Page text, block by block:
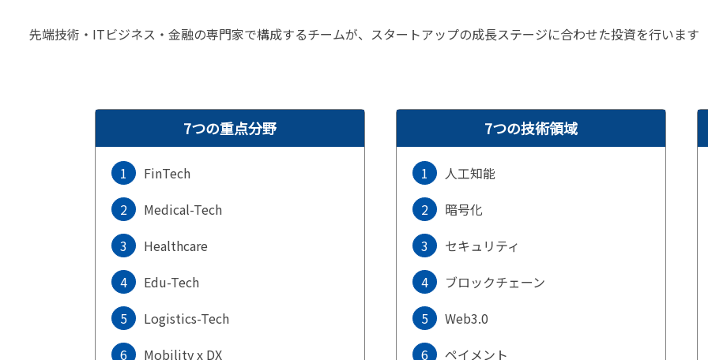
先端技術・ITビジネス・金融の専門家で構成するチームが、スタートアップの成長ステージに合わせた投資を行います
7つの重点分野
1
FinTech
2
Medical-Tech
3
Healthcare
4
Edu-Tech
5
Logistics-Tech
6
Mobility x DX
7つの技術領域
1
人工知能
2
暗号化
3
セキュリティ
4
ブロックチェーン
5
Web3.0
6
ペイメント